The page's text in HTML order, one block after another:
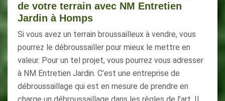
de votre terrain avec NM Entretien
Jardin à Homps
Si vous avez un terrain broussailleux à vendre, vous
pourrez le débroussailler pour mieux le mettre en
valeur. Pour un tel projet, vous pourrez vous adresser
à NM Entretien Jardin. C’est une entreprise de
débroussaillage qui est en mesure de prendre en